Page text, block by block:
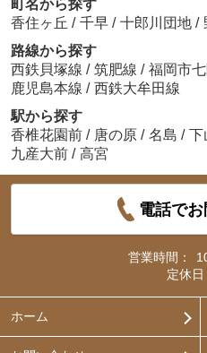
町名から探す
香住ヶ丘 / 千早 / 十郎川団地 /
路線から探す
西鉄貝塚線 / 筑肥線 / 福岡市
鹿児島本線 / 西鉄大牟田線
駅から探す
香椎花園前 / 唐の原 / 名島 / 下
九産大前 / 高宮
電話で
営業時間：
定休日
ホーム